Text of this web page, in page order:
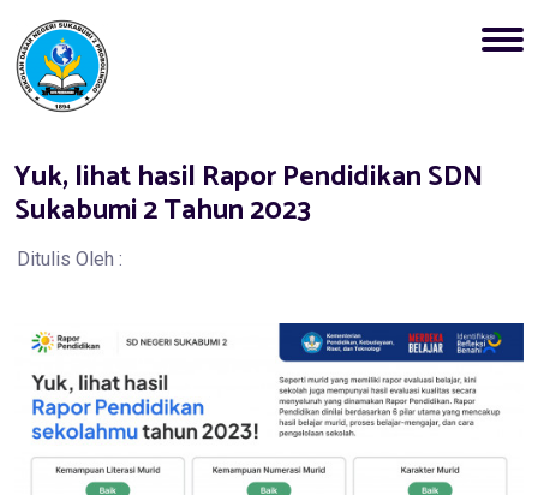
Yuk, lihat hasil Rapor Pendidikan SDN
Sukabumi 2 Tahun 2023
Ditulis Oleh :